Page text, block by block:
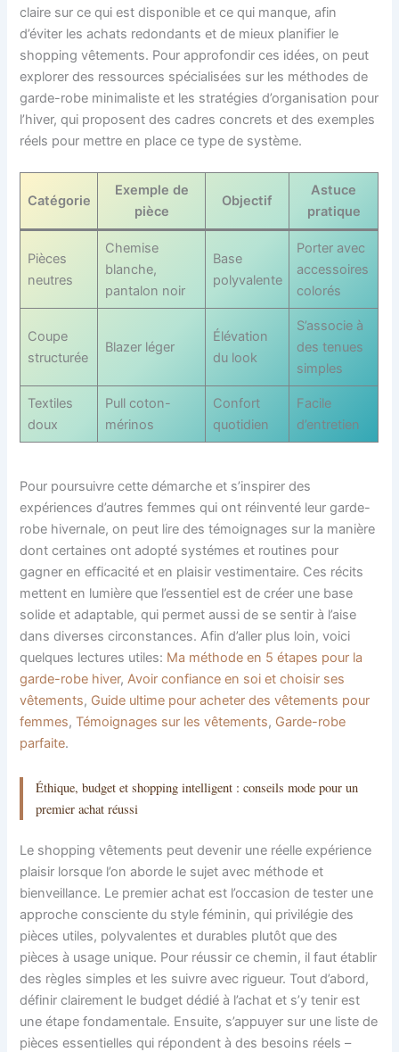
claire sur ce qui est disponible et ce qui manque, afin
d’éviter les achats redondants et de mieux planifier le
shopping vêtements. Pour approfondir ces idées, on peut
explorer des ressources spécialisées sur les méthodes de
garde-robe minimaliste et les stratégies d’organisation pour
l’hiver, qui proposent des cadres concrets et des exemples
réels pour mettre en place ce type de système.
Catégorie
Exemple de
pièce
Objectif
Astuce
pratique
Pièces
neutres
Chemise
blanche,
pantalon noir
Base
polyvalente
Porter avec
accessoires
colorés
Coupe
structurée
Blazer léger
Élévation
du look
S’associe à
des tenues
simples
Textiles
doux
Pull coton-
mérinos
Confort
quotidien
Facile
d’entretien
Pour poursuivre cette démarche et s’inspirer des
expériences d’autres femmes qui ont réinventé leur garde-
robe hivernale, on peut lire des témoignages sur la manière
dont certaines ont adopté systémes et routines pour
gagner en efficacité et en plaisir vestimentaire. Ces récits
mettent en lumière que l’essentiel est de créer une base
solide et adaptable, qui permet aussi de se sentir à l’aise
dans diverses circonstances. Afin d’aller plus loin, voici
quelques lectures utiles: Ma méthode en 5 étapes pour la
garde-robe hiver, Avoir confiance en soi et choisir ses
vêtements, Guide ultime pour acheter des vêtements pour
femmes,Témoignages sur les vêtements, Garde-robe
parfaite.
Éthique, budget et shopping intelligent : conseils mode pour un
premier achat réussi
Le shopping vêtements peut devenir une réelle expérience
plaisir lorsque l’on aborde le sujet avec méthode et
bienveillance. Le premier achat est l’occasion de tester une
approche consciente du style féminin, qui privilégie des
pièces utiles, polyvalentes et durables plutôt que des
pièces à usage unique. Pour réussir ce chemin, il faut établir
des règles simples et les suivre avec rigueur. Tout d’abord,
définir clairement le budget dédié à l’achat et s’y tenir est
une étape fondamentale. Ensuite, s’appuyer sur une liste de
pièces essentielles qui répondent à des besoins réels –